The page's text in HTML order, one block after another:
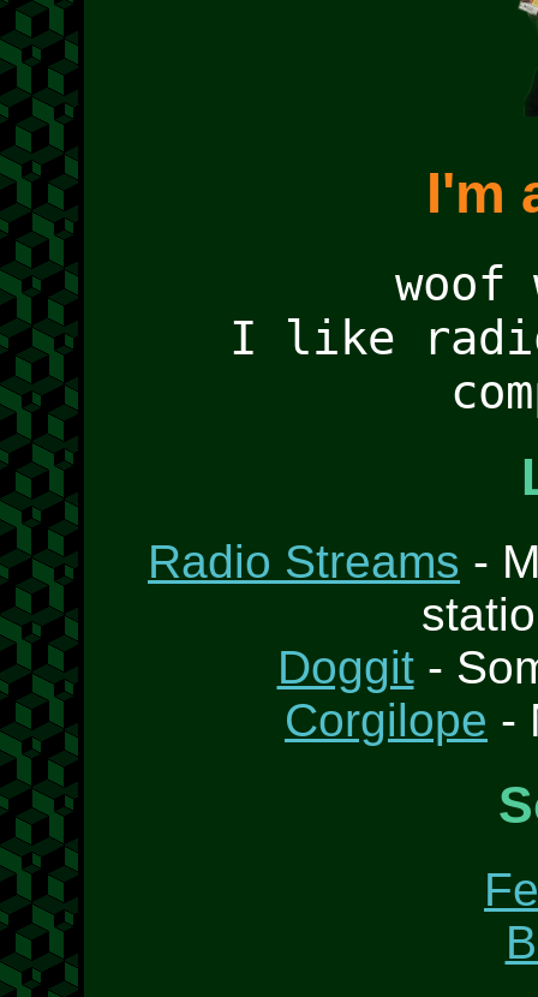
I'm
woof
I like
Radio Streams -
Doggit-
Corgilope -